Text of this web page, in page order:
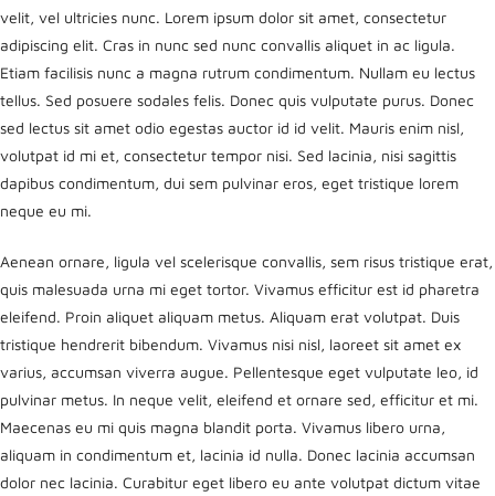
velit, vel ultricies nunc. Lorem ipsum dolor sit amet, consectetur
adipiscing elit. Cras in nunc sed nunc convallis aliquet in ac ligula.
Etiam facilisis nunc a magna rutrum condimentum. Nullam eu lectus
tellus. Sed posuere sodales felis. Donec quis vulputate purus. Donec
sed lectus sit amet odio egestas auctor id id velit. Mauris enim nisl,
volutpat id mi et, consectetur tempor nisi. Sed lacinia, nisi sagittis
dapibus condimentum, dui sem pulvinar eros, eget tristique lorem
neque eu mi.
Aenean ornare, ligula vel scelerisque convallis, sem risus tristique erat,
quis malesuada urna mi eget tortor. Vivamus efficitur est id pharetra
eleifend. Proin aliquet aliquam metus. Aliquam erat volutpat. Duis
tristique hendrerit bibendum. Vivamus nisi nisl, laoreet sit amet ex
varius, accumsan viverra augue. Pellentesque eget vulputate leo, id
pulvinar metus. In neque velit, eleifend et ornare sed, efficitur et mi.
Maecenas eu mi quis magna blandit porta. Vivamus libero urna,
aliquam in condimentum et, lacinia id nulla. Donec lacinia accumsan
dolor nec lacinia. Curabitur eget libero eu ante volutpat dictum vitae